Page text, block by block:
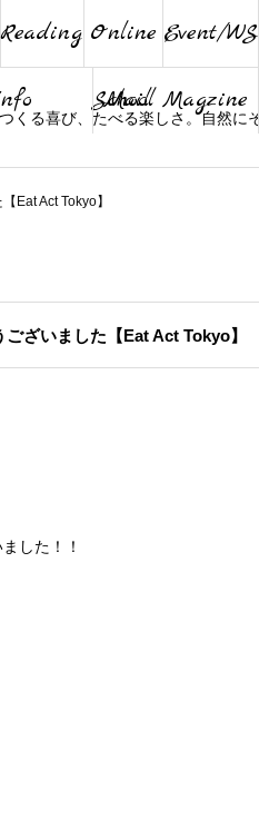
つくる喜び、たべる楽しさ。自然に
Reading Online
School
Event/WS
Mail Magzine
Eat Act Tokyo】
ざいました【Eat Act Tokyo】
した！！